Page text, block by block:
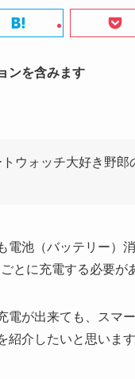
ンを含みます
ウォッチ大好き野郎
電池（バッテリー）
とに充電する必要が
電が出来ても、スマ
介したいと思います